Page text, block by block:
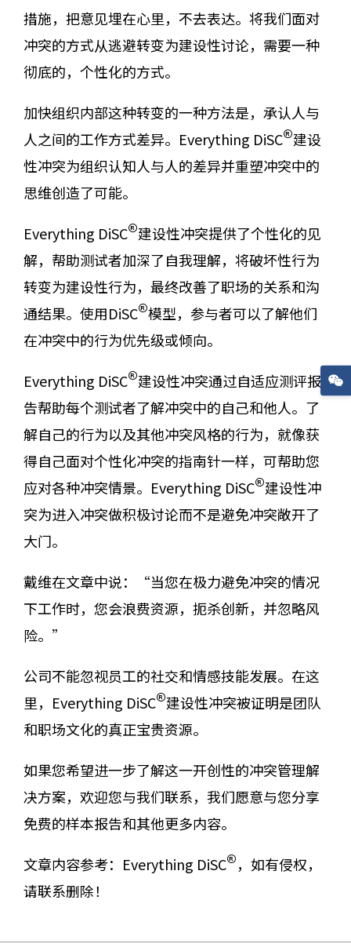
措施，把意见埋在心里，不去表达。将我们面对
冲突的方式从逃避转变为建设性讨论，需要一种
彻底的，个性化的方式。
加快组织内部这种转变的一种方法是，承认人与
人之间的工作方式差异。Everything DiSC®建设
性冲突为组织认知人与人的差异并重塑冲突中的
思维创造了可能。
Everything DiSC®建设性冲突提供了个性化的见
解，帮助测试者加深了自我理解，将破坏性行为
转变为建设性行为，最终改善了职场的关系和沟
通结果。使用DiSC®模型，参与者可以了解他们
在冲突中的行为优先级或倾向。
Everything DiSC®建设性冲突通过自适应测评报
告帮助每个测试者了解冲突中的自己和他人。了
解自己的行为以及其他冲突风格的行为，就像获
得自己面对个性化冲突的指南针一样，可帮助您
应对各种冲突情景。Everything DiSC®建设性冲
突为进入冲突做积极讨论而不是避免冲突敞开了
大门。
戴维在文章中说：“当您在极力避免冲突的情况
下工作时，您会浪费资源，扼杀创新，并忽略风
险。”
公司不能忽视员工的社交和情感技能发展。在这
里，Everything DiSC®建设性冲突被证明是团队
和职场文化的真正宝贵资源。
如果您希望进一步了解这一开创性的冲突管理解
决方案，欢迎您与我们联系，我们愿意与您分享
免费的样本报告和其他更多内容。
文章内容参考：Everything DiSC®，如有侵权，
请联系删除！